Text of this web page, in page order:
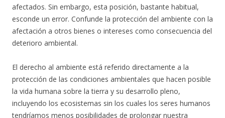
afectados. Sin embargo, esta posición, bastante habitual,
esconde un error. Confunde la protección del ambiente con la
afectación a otros bienes o intereses como consecuencia del
deterioro ambiental.
El derecho al ambiente está referido directamente a la
protección de las condiciones ambientales que hacen posible
la vida humana sobre la tierra y su desarrollo pleno,
incluyendo los ecosistemas sin los cuales los seres humanos
tendríamos menos posibilidades de prolongar nuestra